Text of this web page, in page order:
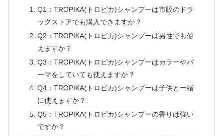
Q1：TROPIKA(トロピカ)シャンプーは市販のドラ
ッグストアでも購入できますか？
Q2：TROPIKA(トロピカ)シャンプーは男性でも使
えますか？
Q3：TROPIKA(トロピカ)シャンプーはカラーやパ
ーマをしていても使えますか？
Q4：TROPIKA(トロピカ)シャンプーは子供と一緒
に使えますか？
Q5：TROPIKA(トロピカ)シャンプーの香りは強い
ですか？